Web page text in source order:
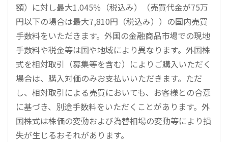
額）に対し最大1.045％（税込み）（売買代金が75万
円以下の場合は最大7,810円（税込み））の国内売買
手数料をいただきます。外国の金融商品市場での現地
手数料や税金等は国や地域により異なります。外国株
式を相対取引（募集等を含む）によりご購入いただく
場合は、購入対価のみお支払いいただきます。ただ
し、相対取引による売買においても、お客様との合意
に基づき、別途手数料をいただくことがあります。外
国株式は株価の変動および為替相場の変動等により損
失が生じるおそれがあります。